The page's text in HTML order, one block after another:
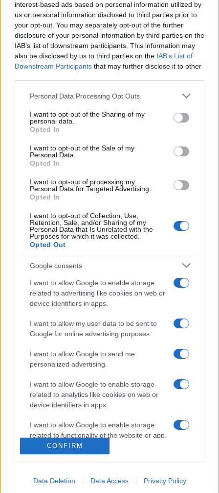
interest-based ads based on personal information utilized by
us or personal information disclosed to third parties prior to
your opt-out. You may separately opt-out of the further
disclosure of your personal information by third parties on the
IAB’s list of downstream participants. This information may
also be disclosed by us to third parties on the IAB’s List of
Downstream Participants that may further disclose it to other
Please note that this website/app uses one or more Google
not limited to your visit or usage behaviour. You may click to
grant or deny consent to Google and its third-party tags to
use your data for below specified purposes in below Google
consent section.
Personal Data Processing Opt Outs
I want to opt-out of the Sharing of my
personal data.
Opted In
I want to opt-out of the Sale of my
Personal Data.
Opted In
I want to opt-out of processing my
Personal Data for Targeted Advertising.
Opted In
I want to opt-out of Collection, Use,
Retention, Sale, and/or Sharing of my
Personal Data that Is Unrelated with the
Purposes for which it was collected.
Opted Out
Google consents
I want to allow Google to enable storage
related to advertising like cookies on web or
device identifiers in apps.
I want to allow my user data to be sent to
Google for online advertising purposes.
I want to allow Google to send me
personalized advertising.
I want to allow Google to enable storage
related to analytics like cookies on web or
device identifiers in apps.
I want to allow Google to enable storage
related to functionality of the website or app.
I want to allow Google to enable storage
I want to allow Google to enable storage
CONFIRM
Data Deletion Data Access Privacy Policy
közigazgatási államtitkára kiemelte: 2006-ban merült fel
először a magyar weboldalak tömeges archiválásának
ötlete, amely 2016-ban bekerült az Országos Könyvtári
Platform (OKP) 10 milliárd forintos fejlesztésének elemei
közé is.
mentették le. A technikai háttér tehát már létezik, a
következő lépés a stabil jogszabályi és költségvetési
támogatás kidolgozás.
magyar vonatkozású webtartalmak mentésének,
feldolgozásának, hosszú távú megőrzésének és
webarchívumba rendezésének feladatát. Az internet
legkomplexebb médium, amellyel az elmúlt több száz évben
valaha is találkoztak a közgyűjtemények. A web egyre
nagyobb részét teszik ki a különböző szoftverek, ezért
elképesztően nehéz az archiválása – hangsúlyozta Drótos
László főkönyvtáros a konferencián.
A webarchiválási tesztprojektben 2018-ban mintegy 20
ezer webhelyet, 29 terabájt összméretű adatot mentettek
le. Az eltárolt fájlok/URL-címek száma megközelíti az 500
milliót. Idén decemberben egy ennél is nagyszabásúbb
„aratásra” készülnek. A tanácskozáson szó lesz egyebek
mellett az online sajtócikkek adatbázisba rendezéséről, a
webhelyek metaadatolási problémáiról, valamint az OSZK
országos projektjén belüli, helyi érdekű webarchiválási
KULTPOL ORSZÁGOS SZÉCHÉNYI KÖNYVTÁR WEBARCHIVÁLÁS